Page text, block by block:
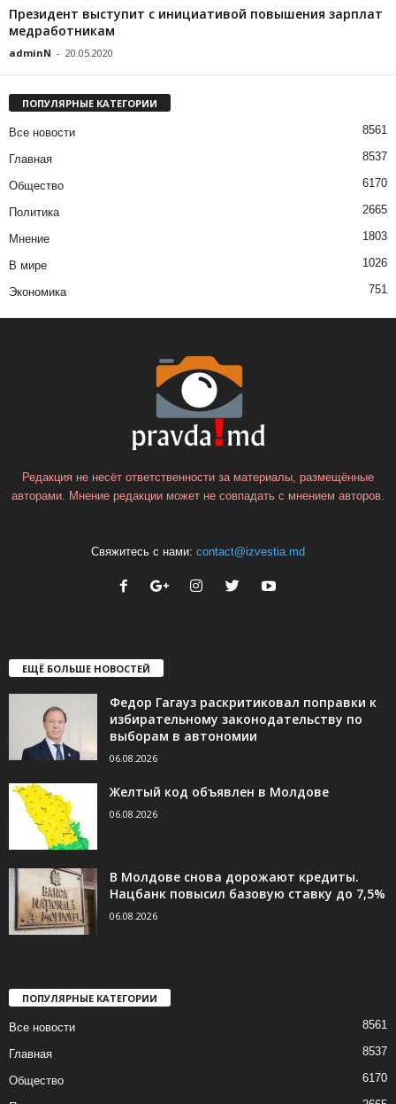
Президент выступит с инициативой повышения зарплат
медработникам
adminN - 20.05.2020
ПОПУЛЯРНЫЕ КАТЕГОРИИ
Все новости 8561
Главная 8537
Общество 6170
Политика 2665
Мнение 1803
В мире 1026
Экономика 751
Редакция не несёт ответственности за материалы, размещённые
авторами. Мнение редакции может не совпадать с мнением авторов.
Свяжитесь с нами: contact@izvestia.md
ЕЩЁ БОЛЬШЕ НОВОСТЕЙ
Федор Гагауз раскритиковал поправки к
избирательному законодательству по
выборам в автономии
06.08.2026
Желтый код объявлен в Молдове
06.08.2026
В Молдове снова дорожают кредиты.
Нацбанк повысил базовую ставку до 7,5%
06.08.2026
ПОПУЛЯРНЫЕ КАТЕГОРИИ
Все новости 8561
Главная 8537
Общество 6170